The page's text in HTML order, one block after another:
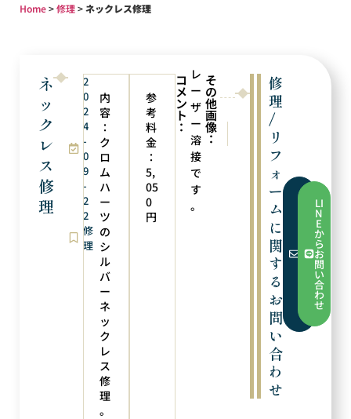
Home>修理>ネックレス修理
ネ
ッ
ク
レ
ス
修
理
2
0
2
4
-
0
9
-
2
2
修
理
内
容
：
ク
ロ
ム
ハ
ー
ツ
の
シ
ル
バ
ー
ネ
ッ
ク
レ
ス
修
理
。
参
考
料
金
：
5,
05
0
円
コ
メ
ン
ト
：
レ
ー
ザ
ー
溶
接
で
す
。
そ
の
他
画
像
： ペンダントにリフォーム
修
理
/
リ
フ
ォ
ー
ム
に
関
す
る
お
問
い
合
わ
せ
ら
お
LI
N
E
か
ら
お
問
い
合
わ
せ